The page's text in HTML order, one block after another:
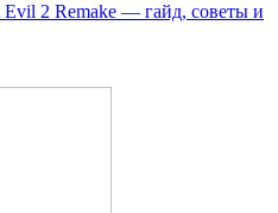
2 Remake — гайд, советы и